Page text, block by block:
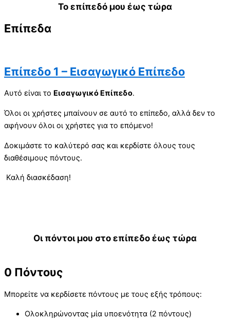
Το επίπεδό μου έως τώρα
Επίπεδα
Επίπεδο 1 – Εισαγωγικό Επίπεδο
Αυτό είναι το Eισαγωγικό Eπίπεδο.
Όλοι οι χρήστες μπαίνουν σε αυτό το επίπεδο, αλλά δεν το
αφήνουν όλοι οι χρήστες για το επόμενο!
Δοκιμάστε το καλύτερό σας και κερδίστε όλους τους
διαθέσιμους πόντους.
Καλή διασκέδαση!
Οι πόντοι μου στο επίπεδο έως τώρα
0 Πόντους
Μπορείτε να κερδίσετε πόντους με τους εξής τρόπους:
Ολοκληρώνοντας μία υποενότητα (2 πόντους)